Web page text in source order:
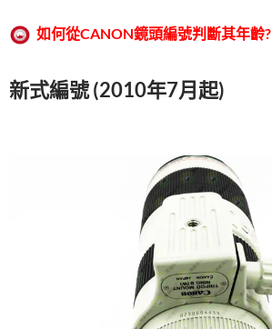
如何從CANON鏡頭編號判斷其年齡?
新式編號 (2010年7月起)